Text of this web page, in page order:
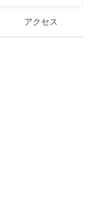
アクセス